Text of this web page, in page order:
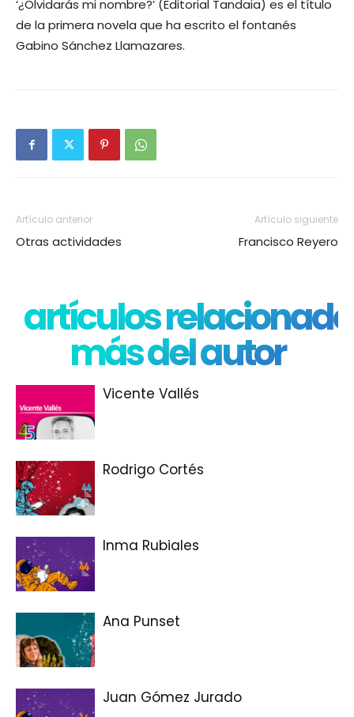
‘¿Olvidarás mi nombre?’ (Editorial Tandaia) es el título
de la primera novela que ha escrito el fontanés
Gabino Sánchez Llamazares.
Artículo anterior
Otras actividades
Artículo siguiente
Francisco Reyero
artículos
más del autor
Vicente Vallés
Rodrigo Cortés
Inma Rubiales
Ana Punset
Juan Gómez Jurado